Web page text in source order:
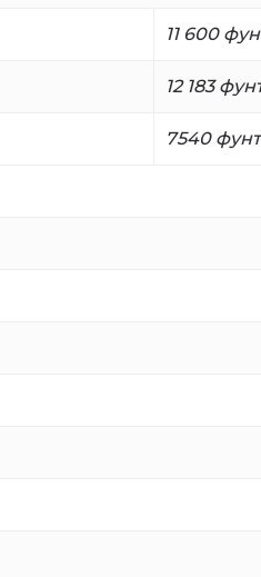
11 600
12 183
7540